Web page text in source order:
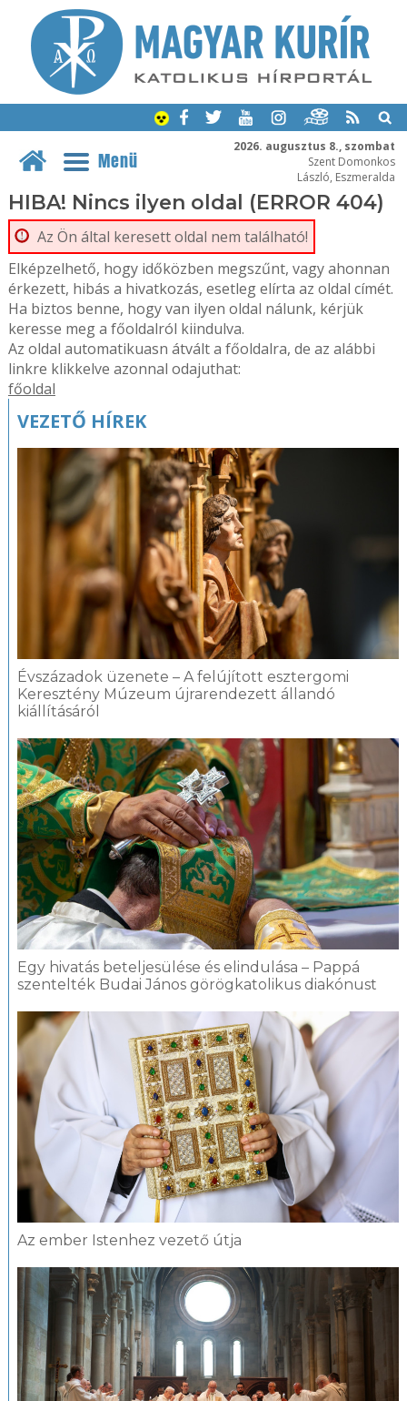
2026. augusztus 8., szombat
Szent Domonkos
László, Eszmeralda
Menü
HIBA! Nincs ilyen oldal (ERROR 404)
Az Ön által keresett oldal nem található!
Elképzelhető, hogy időközben megszűnt, vagy ahonnan
érkezett, hibás a hivatkozás, esetleg elírta az oldal címét.
Ha biztos benne, hogy van ilyen oldal nálunk, kérjük
keresse meg a főoldalról kiindulva.
Az oldal automatikuasn átvált a főoldalra, de az alábbi
linkre klikkelve azonnal odajuthat:
főoldal
VEZETŐ HÍREK
Évszázadok üzenete – A felújított esztergomi
Keresztény Múzeum újrarendezett állandó
kiállításáról
Egy hivatás beteljesülése és elindulása – Pappá
szentelték Budai János görögkatolikus diakónust
Az ember Istenhez vezető útja